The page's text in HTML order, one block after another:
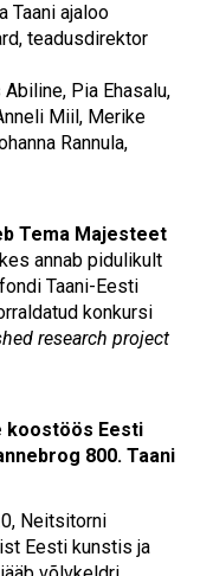
Taani ajaloo
teadusdirektor
Pia Ehasalu,
Miil, Merike
Rannula,
Tema Majesteet
kes annab pidulikult
Taani-Eesti
konkursi
research project
koostöös Eesti
800. Taani
Neitsitorni
Eesti kunstis ja